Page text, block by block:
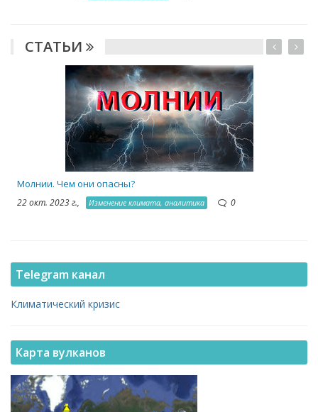
СТАТЬИ
Молнии. Чем они опасны?
22 окт. 2023 г., Изменение климата, аналитика 0
Telegram канал
Климатический кризис
Карта вулканов